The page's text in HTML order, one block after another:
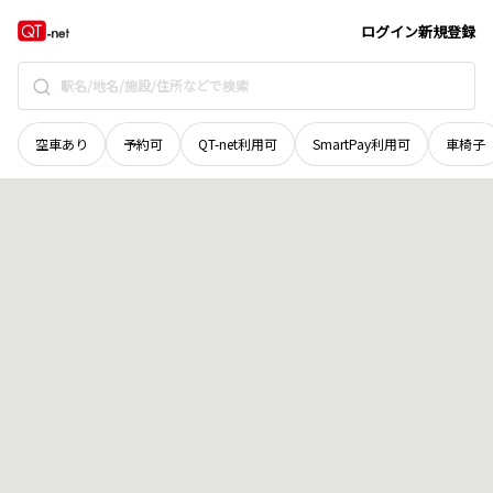
ログイン新規登録
空車あり 予約可 QT-net利用可 SmartPay利用可 車椅子
富山県